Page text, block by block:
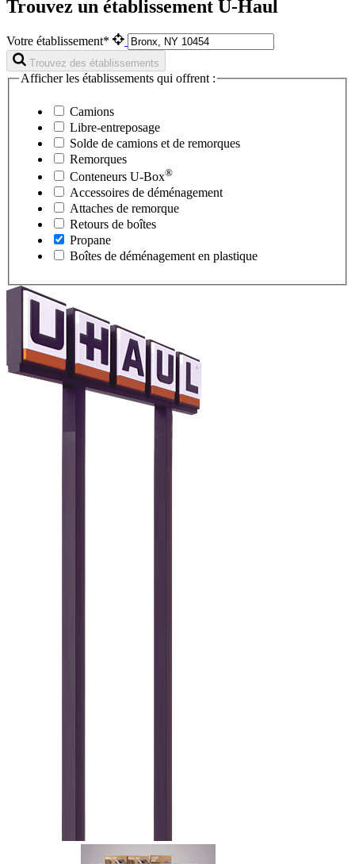
Trouvez un établissement U-Haul
Votre établissement*
Trouvez des établissements
Afficher les établissements qui offrent :
Camions
Libre-entreposage
Solde de camions et de remorques
Remorques
Conteneurs U-Box®
Accessoires de déménagement
Attaches de remorque
Retours de boîtes
Propane
Boîtes de déménagement en plastique